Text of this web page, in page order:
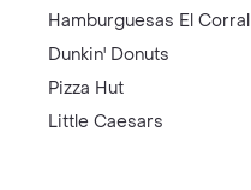
Hamburguesas El Corral
Dunkin' Donuts
Pizza Hut
Little Caesars